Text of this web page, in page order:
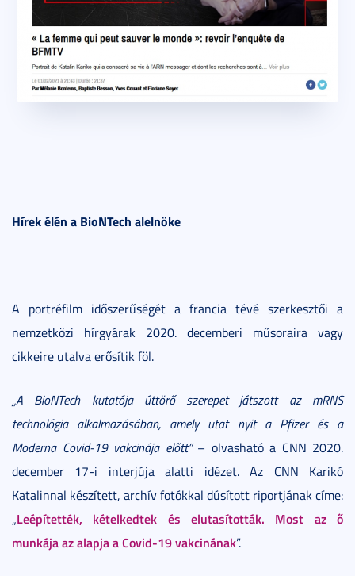
Hírek élén a BioNTech alelnöke
A portréfilm időszerűségét a francia tévé szerkesztői a
nemzetközi hírgyárak 2020. decemberi műsoraira vagy
cikkeire utalva erősítik föl.
„A BioNTech kutatója úttörő szerepet játszott az mRNS
technológia alkalmazásában, amely utat nyit a Pfizer és a
Moderna Covid-19 vakcinája előtt”– olvasható a CNN 2020.
december 17-i interjúja alatti idézet. Az CNN Karikó
Katalinnal készített, archív fotókkal dúsított riportjának címe:
„Leépítették, kételkedtek és elutasították. Most az ő
munkája az alapja a Covid-19 vakcinának”.